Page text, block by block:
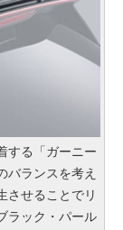
する「ガーニー
バランスを考え
させることでリ
ラック・パール